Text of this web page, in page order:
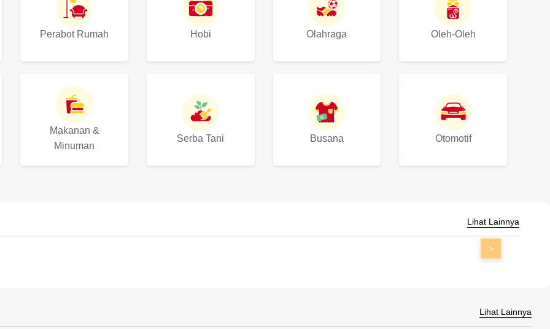
Perabot Rumah Hobi Olahraga Oleh-Oleh
Makanan &
Minuman
Serba Tani Busana Otomotif
Lihat Lainnya
>
Lihat Lainnya